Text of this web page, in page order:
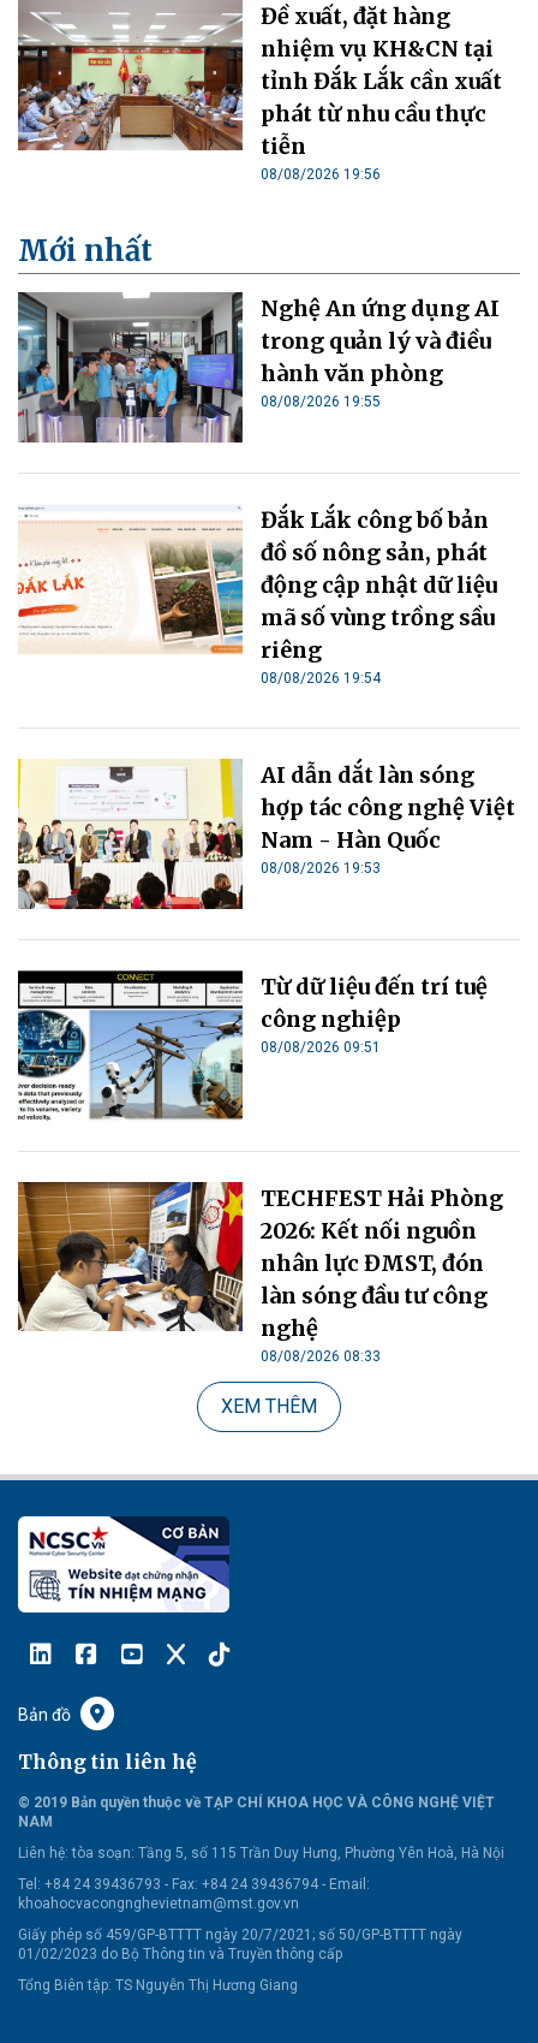
Đề xuất, đặt hàng
nhiệm vụ KH&CN tại
tỉnh Đắk Lắk cần xuất
phát từ nhu cầu thực
tiễn
08/08/2026 19:56
Mới nhất
Nghệ An ứng dụng AI
trong quản lý và điều
hành văn phòng
08/08/2026 19:55
Đắk Lắk công bố bản
đồ số nông sản, phát
động cập nhật dữ liệu
mã số vùng trồng sầu
riêng
08/08/2026 19:54
AI dẫn dắt làn sóng
hợp tác công nghệ Việt
Nam - Hàn Quốc
08/08/2026 19:53
Từ dữ liệu đến trí tuệ
công nghiệp
08/08/2026 09:51
TECHFEST Hải Phòng
2026: Kết nối nguồn
nhân lực ĐMST, đón
làn sóng đầu tư công
nghệ
08/08/2026 08:33
XEM THÊM
Bản đồ
Thông tin liên hệ
© 2019 Bản quyền thuộc về TẠP CHÍ KHOA HỌC VÀ CÔNG NGHỆ VIỆT
NAM
Liên hệ: tòa soạn: Tầng 5, số 115 Trần Duy Hưng, Phường Yên Hoà, Hà Nội
Tel: +84 24 39436793 - Fax: +84 24 39436794 - Email:
khoahocvacongnghevietnam@mst.gov.vn
Giấy phép số 459/GP-BTTTT ngày 20/7/2021; số 50/GP-BTTTT ngày
01/02/2023 do Bộ Thông tin và Truyền thông cấp
Tổng Biên tập: TS Nguyễn Thị Hương Giang